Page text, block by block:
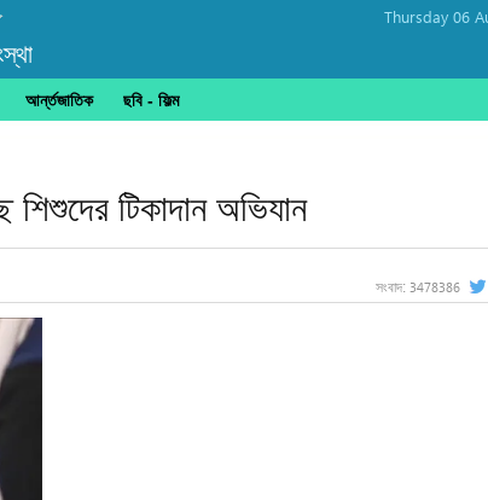
Thursday 06
আর্ন্তজাতিক ছবি‎ - ফিল্ম
টিকাদান অভিযান
সংবাদ: 3478386